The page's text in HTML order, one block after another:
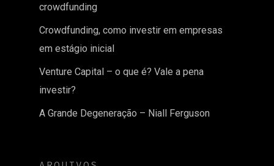
crowdfunding
Crowdfunding, como investir em empresas
em estágio inicial
Venture Capital – o que é? Vale a pena
investir?
A Grande Degeneração – Niall Ferguson